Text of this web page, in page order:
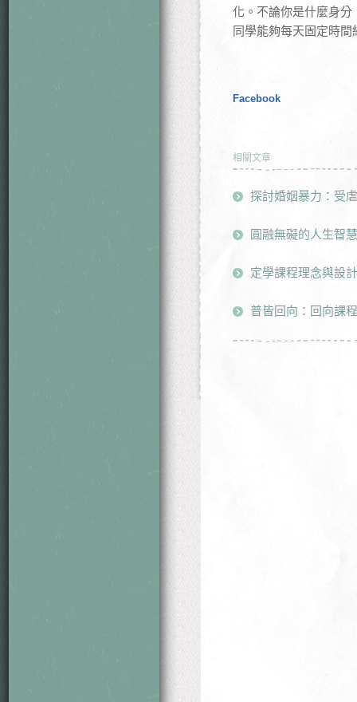
化。不論你是什麼身
同學能夠每天固定時
Facebook
相關文章
探討婚姻暴力：受
圓融無礙的人生智
定學課程理念與設計
普皆回向：回向課程